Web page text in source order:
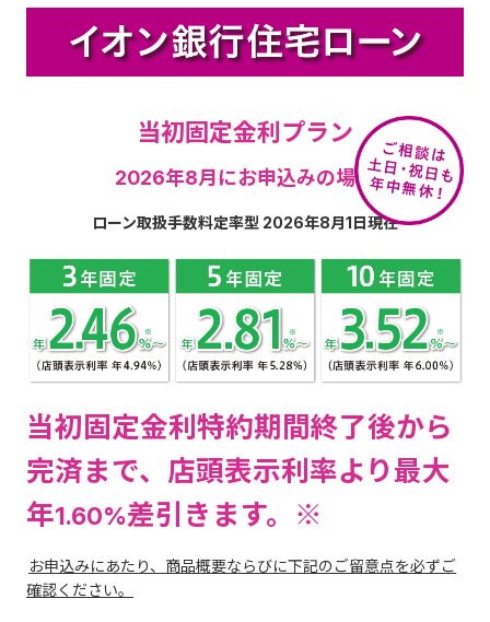
当初固定金利プラン
2026年8月にお申込みの場合
ローン取扱手数料定率型 2026年8月1日現在
当初固定金利特約期間終了後から
完済まで、店頭表示利率より最大
年1.60%差引きます。※
お申込みにあたり、商品概要ならびに下記のご留意点を必ずご
確認ください。